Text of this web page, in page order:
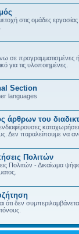
στις ομάδες εργασίας
σε προγραμματισμένες ή
για τις υλοποιημένες.
Section
languages
άρθρων του
Δεν παραλείπουμε να
Πολιτών
Πολιτών - Δικαίωμα
ότι δεν